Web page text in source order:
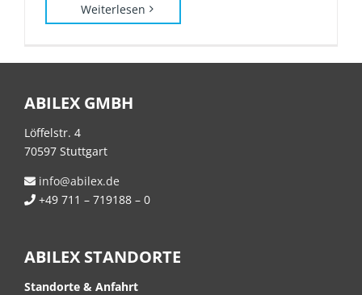
Weiterlesen
ABILEX GMBH
Löffelstr. 4
70597 Stuttgart
info@abilex.de
+49 711 – 719188 – 0
ABILEX STANDORTE
Standorte & Anfahrt